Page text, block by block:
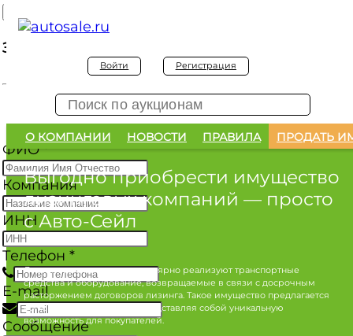
Войти Регистрация
О КОМПАНИИ НОВОСТИ ПРАВИЛА ПРОДАТЬ
Выгодно приобрести имущество
лизинговых компаний — просто
с Авто-Сейл
Лизинговые компании регулярно реализуют транспортные
средства и оборудование, возвращаемые в связи с досрочным
расторжением договоров лизинга. Такое имущество предлагается
по конкурентным ценам, представляя собой уникальную
возможность для покупателей.
Заявка на покупку
Заявка на покупку изъятого а/м
ФИО*
Компания
ИНН
Телефон *
E-mail
Сообщение